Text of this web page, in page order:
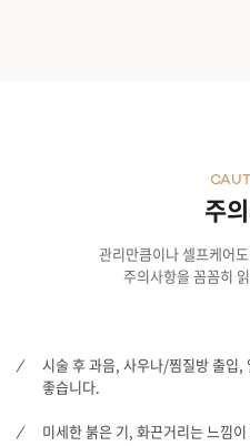
주
관리만큼이나 셀프케어
주의사항을 꼼꼼히
시술 후 과음, 사우나/찜질방 출입,
좋습니다.
미세한 붉은 기, 화끈거리는 느낌